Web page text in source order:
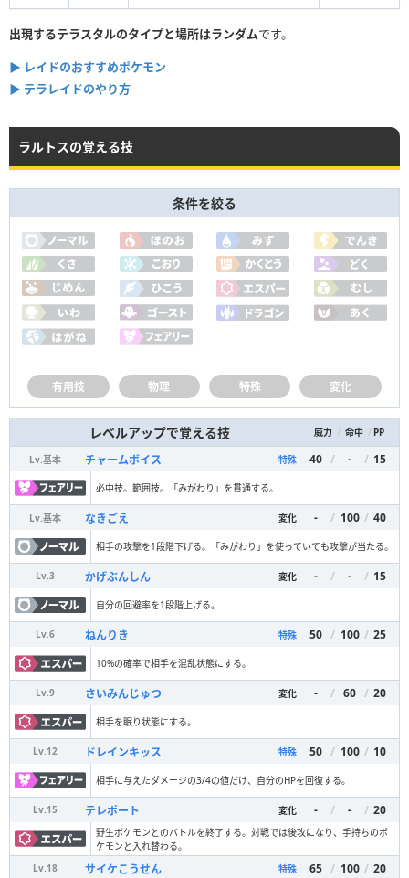
出現するテラスタルのタイプと場所はランダムです。
▶ レイドのおすすめポケモン
▶ テラレイドのやり方
ラルトスの覚える技
条件を絞る
有用技 物理 特殊 変化
レベルアップで覚える技 威力 / 命中 / PP
Lv.基本 チャームボイス 特殊 40 / - / 15
必中技。範囲技。「みがわり」を貫通する。
Lv.基本 なきごえ 変化 - / 100 / 40
相手の攻撃を1段階下げる。「みがわり」を使っていても攻撃が当たる。
Lv.3 かげぶんしん 変化 - / - / 15
自分の回避率を1段階上げる。
Lv.6 ねんりき 特殊 50 / 100 / 25
10%の確率で相手を混乱状態にする。
Lv.9 さいみんじゅつ 変化 - / 60 / 20
相手を眠り状態にする。
Lv.12 ドレインキッス 特殊 50 / 100 / 10
相手に与えたダメージの3/4の値だけ、自分のHPを回復する。
Lv.15 テレポート 変化 - / - / 20
野生ポケモンとのバトルを終了する。対戦では後攻になり、手持ちのポ
ケモンと入れ替わる。
Lv.18 サイケこうせん 特殊 65 / 100 / 20